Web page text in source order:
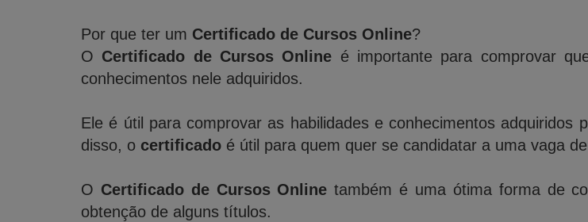
Por que ter um Certificado de Cursos Online?
O Certificado de Cursos Online é importante para comprovar
conhecimentos nele adquiridos.
Ele é útil para comprovar as habilidades e conhecimentos adquiridos
disso, o certificado é útil para quem quer se candidatar a uma vaga
O Certificado de Cursos Online também é uma ótima forma de
obtenção de alguns títulos.